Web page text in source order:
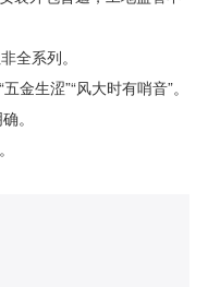
全系列。
金生涩”“风大时有哨音”。
。